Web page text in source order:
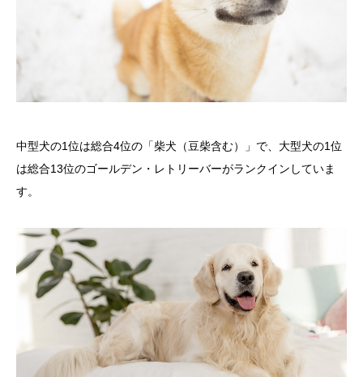
中型犬の1位は総合4位の「柴犬（豆柴含む）」で、大型犬の1位
は総合13位のゴールデン・レトリーバーがランクインしていま
す。